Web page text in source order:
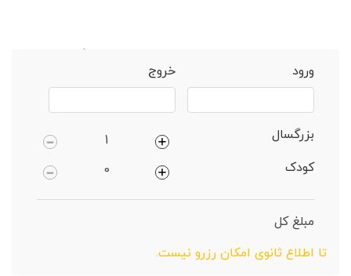
ورود
خروج
بزرگسال
کودک
مبلغ کل
تا اطلاع ثانوی امکان رزرو نیست.